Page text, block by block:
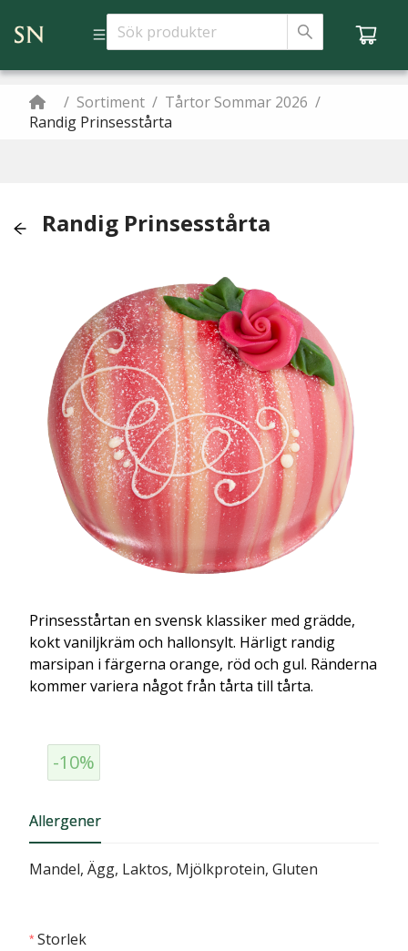
/ Sortiment / Tårtor Sommar 2026 /
Randig Prinsesstårta
Randig Prinsesstårta
Prinsesstårtan en svensk klassiker med grädde,
kokt vaniljkräm och hallonsylt. Härligt randig
marsipan i färgerna orange, röd och gul. Ränderna
kommer variera något från tårta till tårta.
-10%
Allergener
Mandel, Ägg, Laktos, Mjölkprotein, Gluten
Storlek